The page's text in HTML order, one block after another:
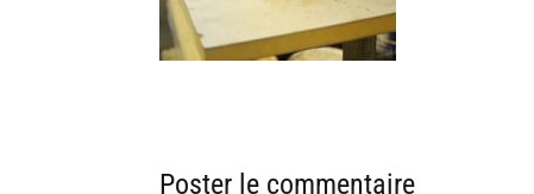
Poster le commentaire